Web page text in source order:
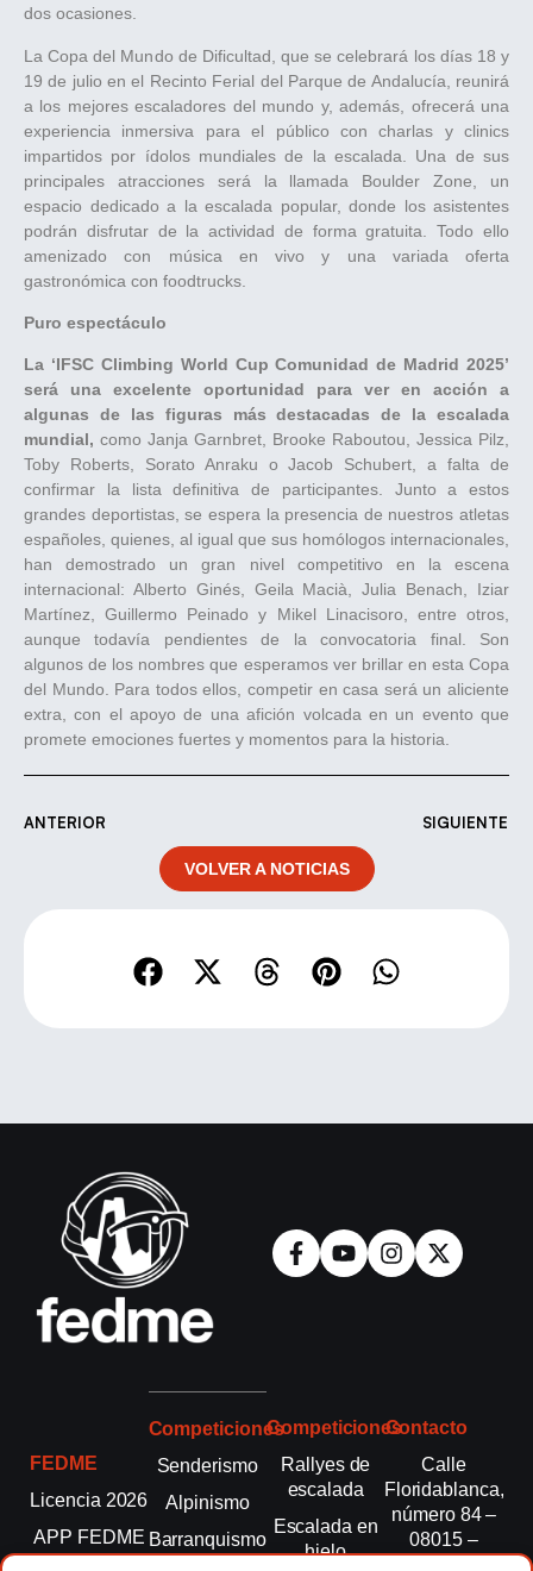
dos ocasiones.
La Copa del Mundo de Dificultad, que se celebrará los días 18 y
19 de julio en el Recinto Ferial del Parque de Andalucía, reunirá
a los mejores escaladores del mundo y, además, ofrecerá una
experiencia inmersiva para el público con charlas y clinics
impartidos por ídolos mundiales de la escalada. Una de sus
principales atracciones será la llamada Boulder Zone, un
espacio dedicado a la escalada popular, donde los asistentes
podrán disfrutar de la actividad de forma gratuita. Todo ello
amenizado con música en vivo y una variada oferta
gastronómica con foodtrucks.
Puro espectáculo
La ‘IFSC Climbing World Cup Comunidad de Madrid 2025’
será una excelente oportunidad para ver en acción a
algunas de las figuras más destacadas de la escalada
mundial, como Janja Garnbret, Brooke Raboutou, Jessica Pilz,
Toby Roberts, Sorato Anraku o Jacob Schubert, a falta de
confirmar la lista definitiva de participantes. Junto a estos
grandes deportistas, se espera la presencia de nuestros atletas
españoles, quienes, al igual que sus homólogos internacionales,
han demostrado un gran nivel competitivo en la escena
internacional: Alberto Ginés, Geila Macià, Julia Benach, Iziar
Martínez, Guillermo Peinado y Mikel Linacisoro, entre otros,
aunque todavía pendientes de la convocatoria final. Son
algunos de los nombres que esperamos ver brillar en esta Copa
del Mundo. Para todos ellos, competir en casa será un aliciente
extra, con el apoyo de una afición volcada en un evento que
promete emociones fuertes y momentos para la historia.
ANTERIOR SIGUIENTE
VOLVER A NOTICIAS
FEDME
Licencia 2026
APP FEDME
Competiciones
Senderismo
Alpinismo
Barranquismo
Competiciones
Rallyes de
escalada
Escalada en
hielo
Contacto
Calle
Floridablanca,
número 84 –
08015 –